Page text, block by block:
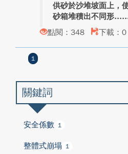
供砂於沙堆坡面上，
砂箱堆積出不同形...
點閱：348
下載：0
1
關鍵詞
安全係數 1
整體式崩塌 1